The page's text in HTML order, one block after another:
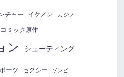
チャー イケメン カジノ
コミック原作
ン シューティング
ーツ セクシー ゾンビ